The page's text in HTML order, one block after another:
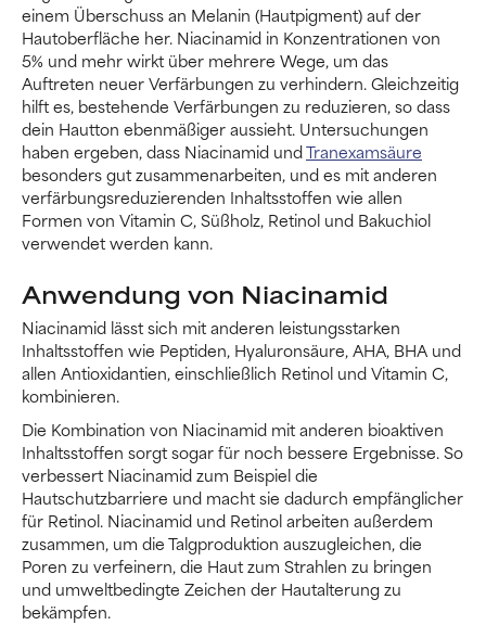
einem Überschuss an Melanin (Hautpigment) auf der
Hautoberfläche her. Niacinamid in Konzentrationen von
5% und mehr wirkt über mehrere Wege, um das
Auftreten neuer Verfärbungen zu verhindern. Gleichzeitig
hilft es, bestehende Verfärbungen zu reduzieren, so dass
dein Hautton ebenmäßiger aussieht. Untersuchungen
haben ergeben, dass Niacinamid undTranexamsäure
besonders gut zusammenarbeiten, und es mit anderen
verfärbungsreduzierenden Inhaltsstoffen wie allen
Formen von Vitamin C, Süßholz, Retinol und Bakuchiol
verwendet werden kann.
Anwendung von Niacinamid
Niacinamid lässt sich mit anderen leistungsstarken
Inhaltsstoffen wie Peptiden, Hyaluronsäure, AHA, BHA und
allen Antioxidantien, einschließlich Retinol und Vitamin C,
kombinieren.
Die Kombination von Niacinamid mit anderen bioaktiven
Inhaltsstoffen sorgt sogar für noch bessere Ergebnisse. So
verbessert Niacinamid zum Beispiel die
Hautschutzbarriere und macht sie dadurch empfänglicher
für Retinol. Niacinamid und Retinol arbeiten außerdem
zusammen, um die Talgproduktion auszugleichen, die
Poren zu verfeinern, die Haut zum Strahlen zu bringen
und umweltbedingte Zeichen der Hautalterung zu
bekämpfen.